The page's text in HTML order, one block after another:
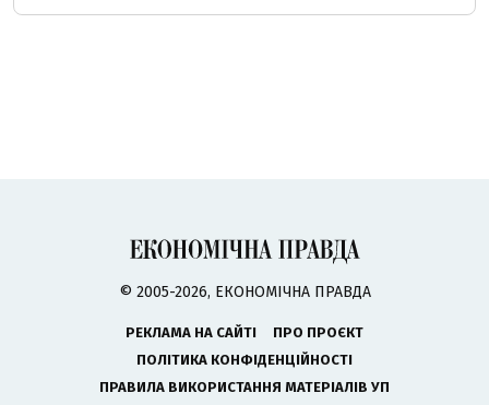
© 2005-2026, ЕКОНОМІЧНА ПРАВДА
РЕКЛАМА НА САЙТІ
ПРО ПРОЄКТ
ПОЛІТИКА КОНФІДЕНЦІЙНОСТІ
ПРАВИЛА ВИКОРИСТАННЯ МАТЕРІАЛІВ УП